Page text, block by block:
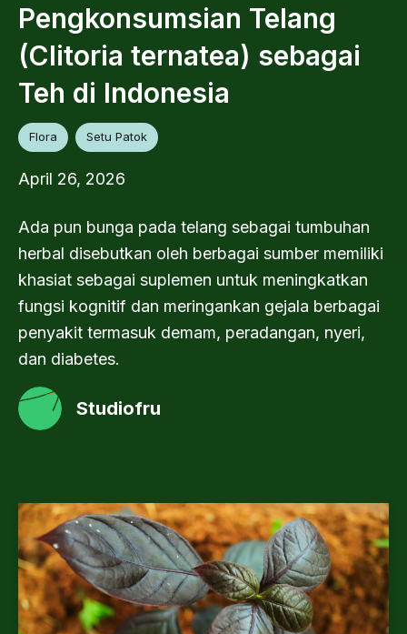
Pengkonsumsian Telang
(Clitoria ternatea) sebagai
Teh di Indonesia
Flora Setu Patok
April 26, 2026
Ada pun bunga pada telang sebagai tumbuhan
herbal disebutkan oleh berbagai sumber memiliki
khasiat sebagai suplemen untuk meningkatkan
fungsi kognitif dan meringankan gejala berbagai
penyakit termasuk demam, peradangan, nyeri,
dan diabetes.
Studiofru